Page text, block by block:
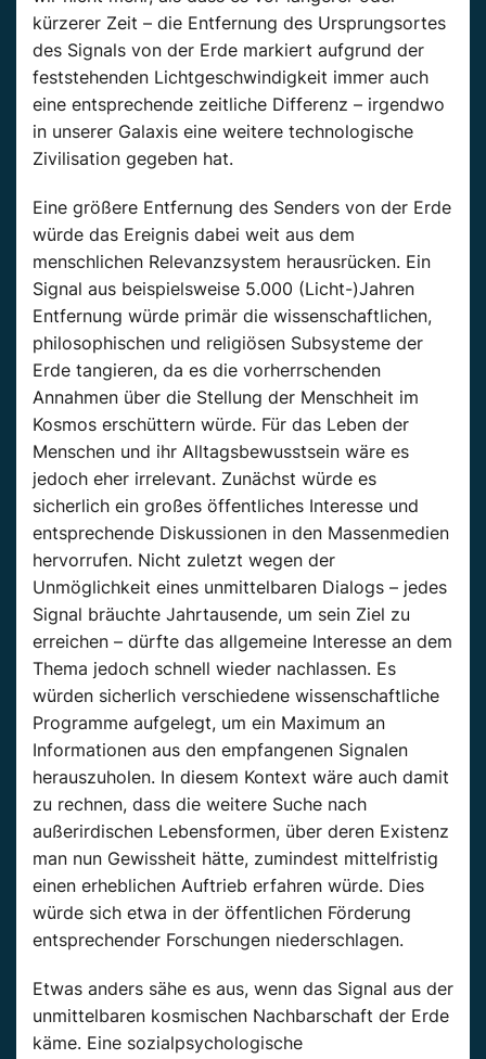
kürzerer Zeit – die Entfernung des Ursprungsortes
des Signals von der Erde markiert aufgrund der
feststehenden Lichtgeschwindigkeit immer auch
eine entsprechende zeitliche Differenz – irgendwo
in unserer Galaxis eine weitere technologische
Zivilisation gegeben hat.
Eine größere Entfernung des Senders von der Erde
würde das Ereignis dabei weit aus dem
menschlichen Relevanzsystem herausrücken. Ein
Signal aus beispielsweise 5.000 (Licht-)Jahren
Entfernung würde primär die wissenschaftlichen,
philosophischen und religiösen Subsysteme der
Erde tangieren, da es die vorherrschenden
Annahmen über die Stellung der Menschheit im
Kosmos erschüttern würde. Für das Leben der
Menschen und ihr Alltagsbewusstsein wäre es
jedoch eher irrelevant. Zunächst würde es
sicherlich ein großes öffentliches Interesse und
entsprechende Diskussionen in den Massenmedien
hervorrufen. Nicht zuletzt wegen der
Unmöglichkeit eines unmittelbaren Dialogs – jedes
Signal bräuchte Jahrtausende, um sein Ziel zu
erreichen – dürfte das allgemeine Interesse an dem
Thema jedoch schnell wieder nachlassen. Es
würden sicherlich verschiedene wissenschaftliche
Programme aufgelegt, um ein Maximum an
Informationen aus den empfangenen Signalen
herauszuholen. In diesem Kontext wäre auch damit
zu rechnen, dass die weitere Suche nach
außerirdischen Lebensformen, über deren Existenz
man nun Gewissheit hätte, zumindest mittelfristig
einen erheblichen Auftrieb erfahren würde. Dies
würde sich etwa in der öffentlichen Förderung
entsprechender Forschungen niederschlagen.
Etwas anders sähe es aus, wenn das Signal aus der
unmittelbaren kosmischen Nachbarschaft der Erde
käme. Eine sozialpsychologische